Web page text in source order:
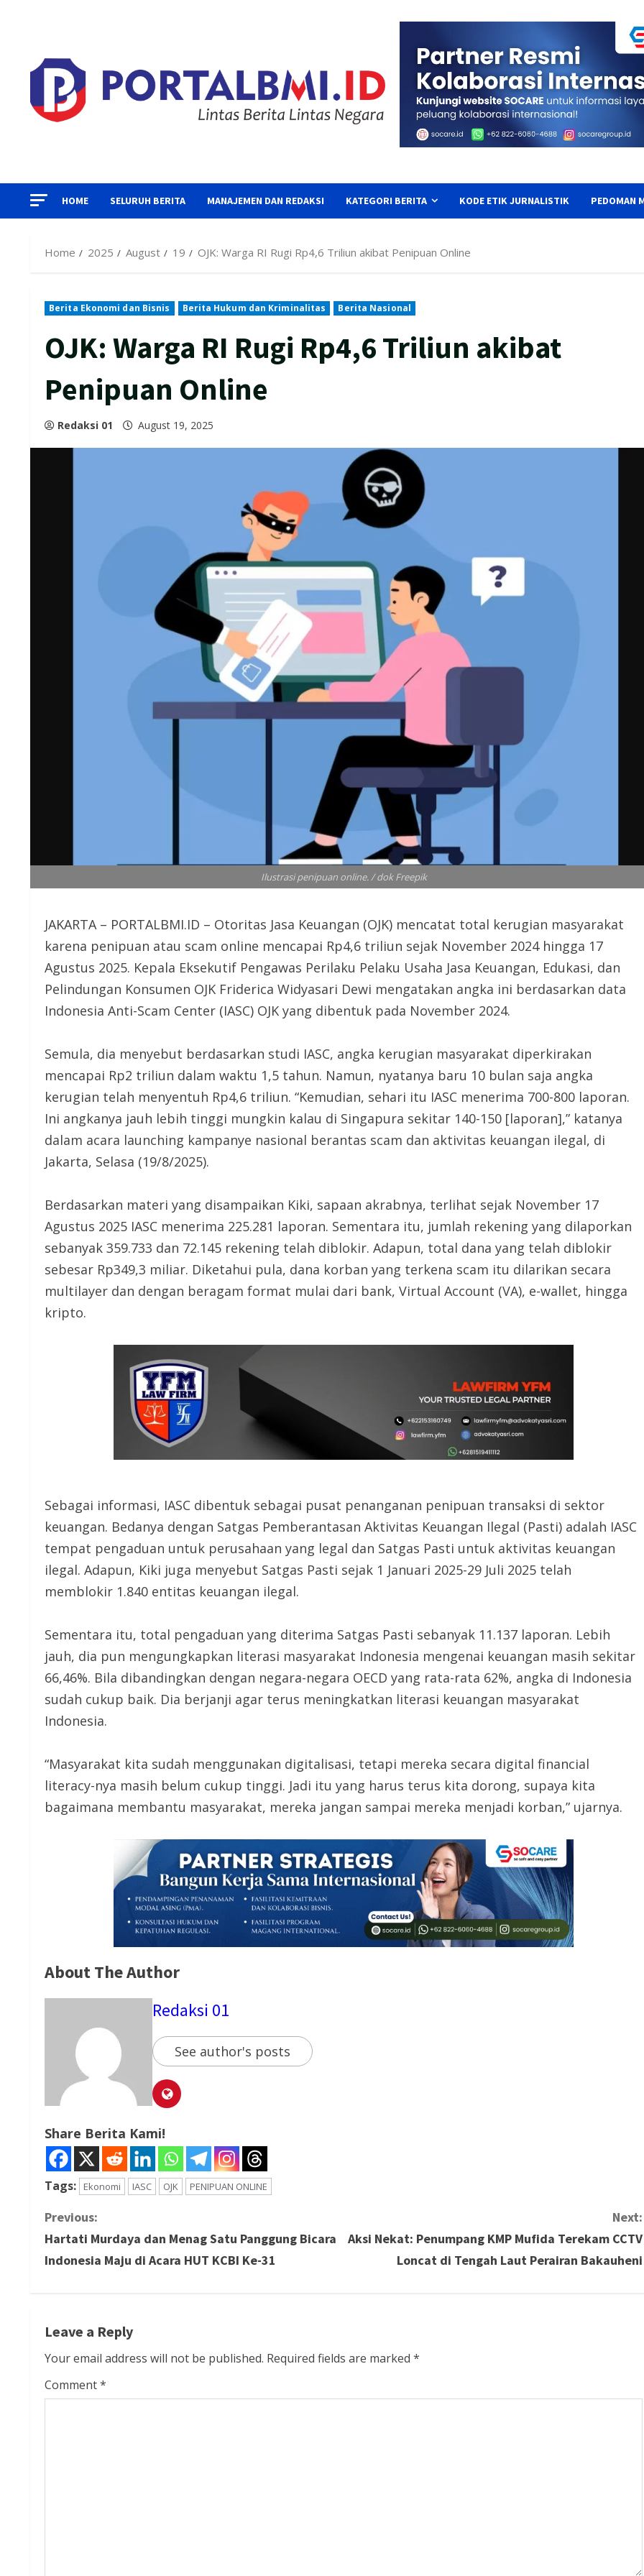
HOME SELURUH BERITA MANAJEMEN DAN REDAKSI KATEGORI BERITA KODE ETIK JURNALISTIK PEDOMAN
Home 2025 August 19 OJK: Warga RI Rugi Rp4,6 Triliun akibat Penipuan Online
Berita Ekonomi dan Bisnis Berita Hukum dan Kriminalitas Berita Nasional
OJK: Warga RI Rugi Rp4,6 Triliun akibat
Penipuan Online
Redaksi 01 August 19, 2025
Ilustrasi penipuan online. / dok Freepik
JAKARTA – PORTALBMI.ID – Otoritas Jasa Keuangan (OJK) mencatat total kerugian masyarakat
karena penipuan atau scam online mencapai Rp4,6 triliun sejak November 2024 hingga 17
Agustus 2025. Kepala Eksekutif Pengawas Perilaku Pelaku Usaha Jasa Keuangan, Edukasi, dan
Pelindungan Konsumen OJK Friderica Widyasari Dewi mengatakan angka ini berdasarkan data
Indonesia Anti-Scam Center (IASC) OJK yang dibentuk pada November 2024.
Semula, dia menyebut berdasarkan studi IASC, angka kerugian masyarakat diperkirakan
mencapai Rp2 triliun dalam waktu 1,5 tahun. Namun, nyatanya baru 10 bulan saja angka
kerugian telah menyentuh Rp4,6 triliun. “Kemudian, sehari itu IASC menerima 700-800 laporan.
Ini angkanya jauh lebih tinggi mungkin kalau di Singapura sekitar 140-150 [laporan],” katanya
dalam acara launching kampanye nasional berantas scam dan aktivitas keuangan ilegal, di
Jakarta, Selasa (19/8/2025).
Berdasarkan materi yang disampaikan Kiki, sapaan akrabnya, terlihat sejak November 17
Agustus 2025 IASC menerima 225.281 laporan. Sementara itu, jumlah rekening yang dilaporkan
sebanyak 359.733 dan 72.145 rekening telah diblokir. Adapun, total dana yang telah diblokir
sebesar Rp349,3 miliar. Diketahui pula, dana korban yang terkena scam itu dilarikan secara
multilayer dan dengan beragam format mulai dari bank, Virtual Account (VA), e-wallet, hingga
kripto.
Sebagai informasi, IASC dibentuk sebagai pusat penanganan penipuan transaksi di sektor
keuangan. Bedanya dengan Satgas Pemberantasan Aktivitas Keuangan Ilegal (Pasti) adalah IASC
tempat pengaduan untuk perusahaan yang legal dan Satgas Pasti untuk aktivitas keuangan
ilegal. Adapun, Kiki juga menyebut Satgas Pasti sejak 1 Januari 2025-29 Juli 2025 telah
memblokir 1.840 entitas keuangan ilegal.
Sementara itu, total pengaduan yang diterima Satgas Pasti sebanyak 11.137 laporan. Lebih
jauh, dia pun mengungkapkan literasi masyarakat Indonesia mengenai keuangan masih sekitar
66,46%. Bila dibandingkan dengan negara-negara OECD yang rata-rata 62%, angka di Indonesia
sudah cukup baik. Dia berjanji agar terus meningkatkan literasi keuangan masyarakat
Indonesia.
“Masyarakat kita sudah menggunakan digitalisasi, tetapi mereka secara digital financial
literacy-nya masih belum cukup tinggi. Jadi itu yang harus terus kita dorong, supaya kita
bagaimana membantu masyarakat, mereka jangan sampai mereka menjadi korban,” ujarnya.
About The Author
Redaksi 01
See author's posts
Share Berita Kami!
Tags: Ekonomi IASC OJK PENIPUAN ONLINE
C
o
i
n
u
Previous:
Hartati Murdaya dan Menag Satu Panggung Bicara
Indonesia Maju di Acara HUT KCBI Ke-31
Next:
Aksi Nekat: Penumpang KMP Mufida Terekam CCTV
Loncat di Tengah Laut Perairan Bakauheni
Leave a Reply
Your email address will not be published. Required fields are marked *
Comment*